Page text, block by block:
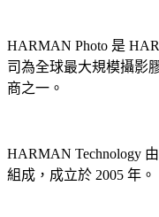
HARMAN Photo 是
司為全球最大規模攝影
商之一。
HARMAN Technology
組成，成立於 2005 年。